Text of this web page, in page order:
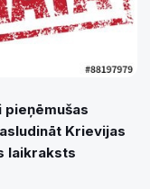
Krievijas
laikraksts